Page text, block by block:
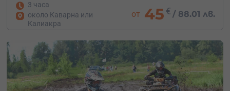
3 часа
около Каварна или
Калиакра
от 45 € /88.01 лв.